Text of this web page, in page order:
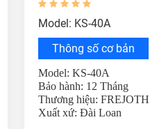
Model: KS-40A
Thông số cơ bản
Model: KS-40A
Bảo hành: 12 Tháng
Thương hiệu: FREJOTH
Xuất xứ: Đài Loan